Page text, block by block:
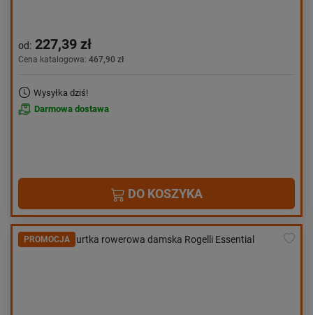
od: 227,39 zł
Cena katalogowa: 467,90 zł
Wysyłka dziś!
Darmowa dostawa
DO KOSZYKA
PROMOCJA